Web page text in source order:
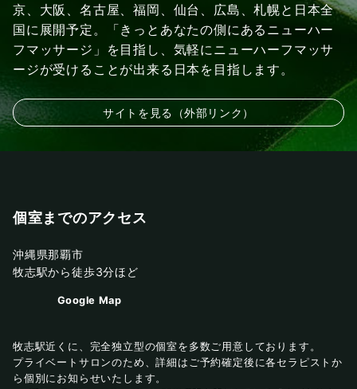
京、大阪、名古屋、福岡、仙台、広島、札幌と日本全
国に展開予定。「きっとあなたの側にあるニューハー
フマッサージ」を目指し、気軽にニューハーフマッサ
ージが受けることが出来る日本を目指します。
サイトを見る（外部リンク）
個室までのアクセス
沖縄県那覇市
牧志駅から徒歩3分ほど
Google Map
牧志駅近くに、完全独立型の個室を多数ご用意しております。
プライベートサロンのため、詳細はご予約確定後に各セラピストか
ら個別にお知らせいたします。